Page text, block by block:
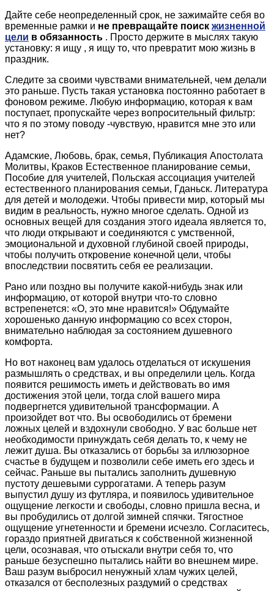
Дайте себе неопределенный срок, не зажимайте себя во
временные рамки и не превращайте поиск жизненной
цели в обязанность . Просто держите в мыслях такую
установку: я ищу , я ищу то, что превратит мою жизнь в
праздник.
Следите за своими чувствами внимательней, чем делали
это раньше. Пусть такая установка постоянно работает в
фоновом режиме. Любую информацию, которая к вам
поступает, пропускайте через вопросительный фильтр:
что я по этому поводу -чувствую, нравится мне это или
нет?
Адамские, Любовь, брак, семья, Публикация Апостолата
Молитвы, Краков Естественное планирование семьи,
Пособие для учителей, Польская ассоциация учителей
естественного планирования семьи, Гданьск. Литература
для детей и молодежи. Чтобы привести мир, который мы
видим в реальность, нужно многое сделать. Одной из
основных вещей для создания этого идеала является то,
что люди открывают и соединяются с умственной,
эмоциональной и духовной глубиной своей природы,
чтобы получить откровение конечной цели, чтобы
впоследствии посвятить себя ее реализации.
Рано или поздно вы получите какой-нибудь знак или
информацию, от которой внутри что-то словно
встрепенется: «О, это мне нравится!» Обдумайте
хорошенько данную информацию со всех сторон,
внимательно наблюдая за состоянием душевного
комфорта.
Но вот наконец вам удалось отделаться от искушения
размышлять о средствах, и вы определили цель. Когда
появится решимость иметь и действовать во имя
достижения этой цели, тогда слой вашего мира
подвергнется удивительной трансформации. А
произойдет вот что. Вы освободились от бремени
ложных целей и вздохнули свободно. У вас больше нет
необходимости принуждать себя делать то, к чему не
лежит душа. Вы отказались от борьбы за иллюзорное
счастье в будущем и позволили себе иметь его здесь и
сейчас. Раньше вы пытались заполнить душевную
пустоту дешевыми суррогатами. А теперь разум
выпустил душу из футляра, и появилось удивительное
ощущение легкости и свободы, словно пришла весна, и
вы пробудились от долгой зимней спячки. Тягостное
ощущение угнетенности и бремени исчезло. Согласитесь,
гораздо приятней двигаться к собственной жизненной
цели, осознавая, что отыскали внутри себя то, что
раньше безуспешно пытались найти во внешнем мире.
Ваш разум выбросил ненужный хлам чужих целей,
отказался от бесполезных раздумий о средствах